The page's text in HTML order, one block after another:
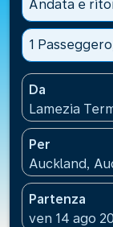
Andata e
1
Da
Lamezia
Per
Auckland,
Partenza
fc-booking-
ven 14 ago